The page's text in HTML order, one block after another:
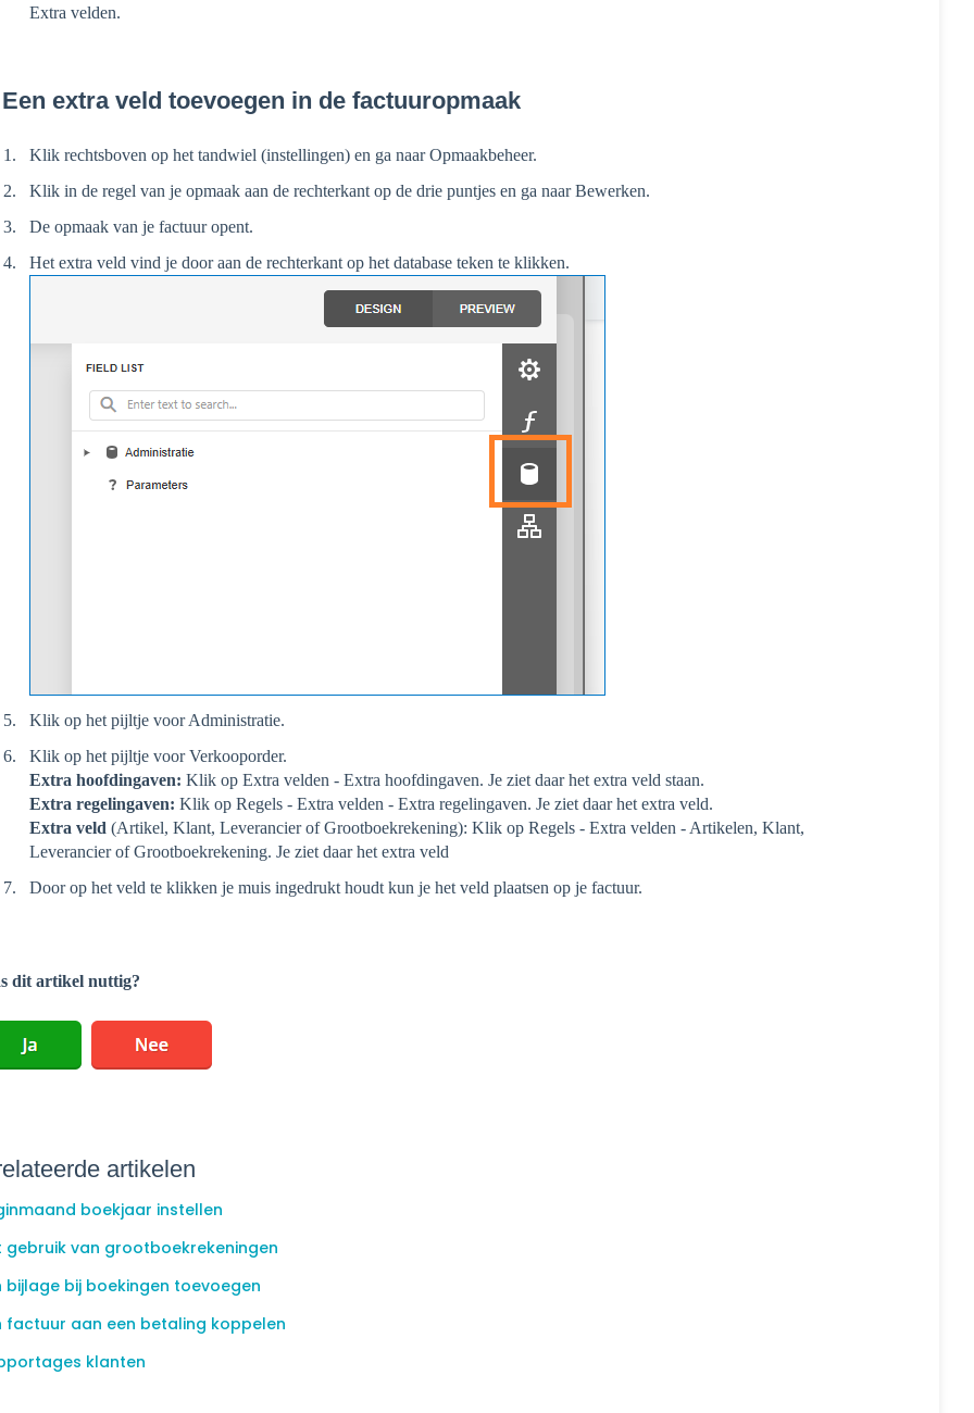
Extra velden.
extra veld toevoegen in de factuuropmaak
Klik rechtsboven op het tandwiel (instellingen) en ga naar Opmaakbeheer.
Klik in de regel van je opmaak aan de rechterkant op de drie puntjes en ga naar Bewerken.
De opmaak van je factuur opent.
Het extra veld vind je door aan de rechterkant op het database teken te klikken.
Klik op het pijltje voor Administratie.
Klik op het pijltje voor Verkooporder.
Extra hoofdingaven: Klik op Extra velden - Extra hoofdingaven. Je ziet daar het extra veld staan.
Extra regelingaven: Klik op Regels - Extra velden - Extra regelingaven. Je ziet daar het extra veld.
Extra veld (Artikel, Klant, Leverancier of Grootboekrekening): Klik op Regels - Extra velden - Artikelen, Klant,
Leverancier of Grootboekrekening. Je ziet daar het extra veld
Door op het veld te klikken je muis ingedrukt houdt kun je het veld plaatsen op je factuur.
dit artikel nuttig?
artikelen
boekjaar instellen
gebruik van grootboekrekeningen
bijlage bij boekingen toevoegen
factuur aan een betaling koppelen
klanten